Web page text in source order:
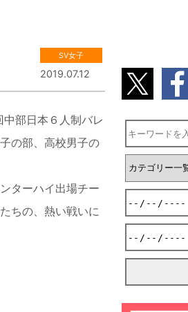
SV女子
2019.07.12
部日本６人制バレ
の部、高校男子の
ターハイ出場チー
ちの、熱い戦いに